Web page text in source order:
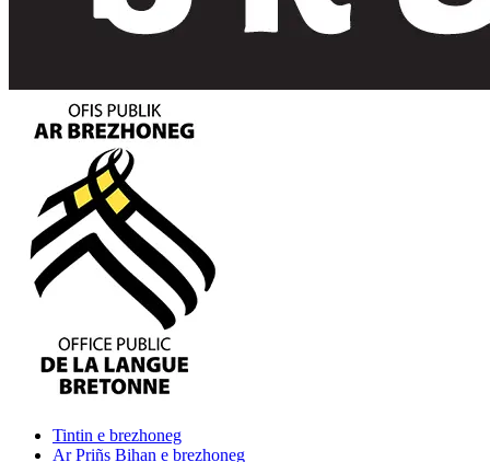
Tintin e brezhoneg
Ar Priñs Bihan e brezhoneg